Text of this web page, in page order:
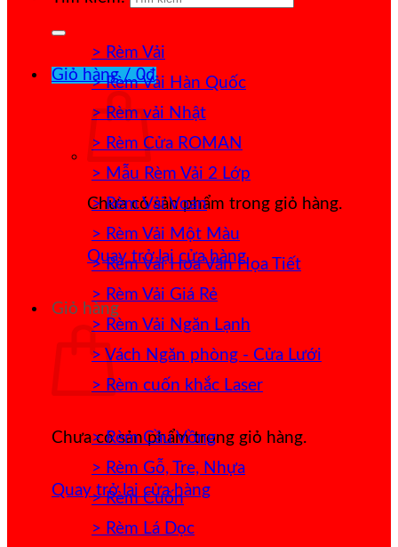
Giỏ hàng /0₫
Chưa có sản phẩm trong giỏ hàng.
Quay trở lại cửa hàng
Giỏ hàng
Chưa có sản phẩm trong giỏ hàng.
Quay trở lại cửa hàng
> Rèm Vải
> Rèm Vải Hàn Quốc
> Rèm vải Nhật
> Rèm Cửa ROMAN
> Mẫu Rèm Vải 2 Lớp
> Rèm Vải Voan
> Rèm Vải Một Màu
> Rèm Vải Hoa Văn Họa Tiết
> Rèm Vải Giá Rẻ
> Rèm Vải Ngăn Lạnh
> Vách Ngăn phòng - Cửa Lưới
> Rèm cuốn khắc Laser
> Rèm Cầu Vồng
> Rèm Gỗ, Tre, Nhựa
> Rèm Cuốn
> Rèm Lá Dọc